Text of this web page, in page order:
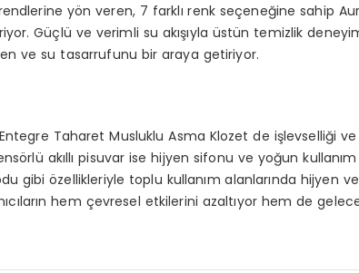
yön veren, 7 farklı renk seçeneğine sahip
Güçlü ve verimli su akışıyla üstün temizlik
ve su tasarrufunu bir araya getiriyor.
Taharet Musluklu Asma Klozet de işlevselliği ve
akıllı pisuvar ise hijyen sifonu ve yoğun
gibi özellikleriyle toplu kullanım alanlarında hijyen
hem çevresel etkilerini azaltıyor hem de